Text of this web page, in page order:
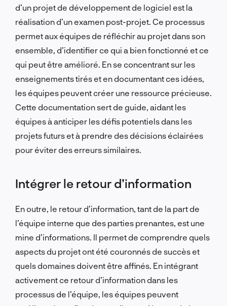
d’un projet de développement de logiciel est la
réalisation d’un examen post-projet. Ce processus
permet aux équipes de réfléchir au projet dans son
ensemble, d’identifier ce qui a bien fonctionné et ce
qui peut être amélioré. En se concentrant sur les
enseignements tirés et en documentant ces idées,
les équipes peuvent créer une ressource précieuse.
Cette documentation sert de guide, aidant les
équipes à anticiper les défis potentiels dans les
projets futurs et à prendre des décisions éclairées
pour éviter des erreurs similaires.
Intégrer le retour d’information
En outre, le retour d’information, tant de la part de
l’équipe interne que des parties prenantes, est une
mine d’informations. Il permet de comprendre quels
aspects du projet ont été couronnés de succès et
quels domaines doivent être affinés. En intégrant
activement ce retour d’information dans les
processus de l’équipe, les équipes peuvent